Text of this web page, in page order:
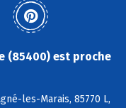
(85400) est proche
les-Marais, 85770 L,